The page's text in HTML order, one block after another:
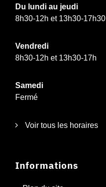
Du lundi au jeudi
8h30-12h et 13h30-17h30
Vendredi
8h30-12h et 13h30-17h
Samedi
Fermé
Voir tous les horaires
Informations